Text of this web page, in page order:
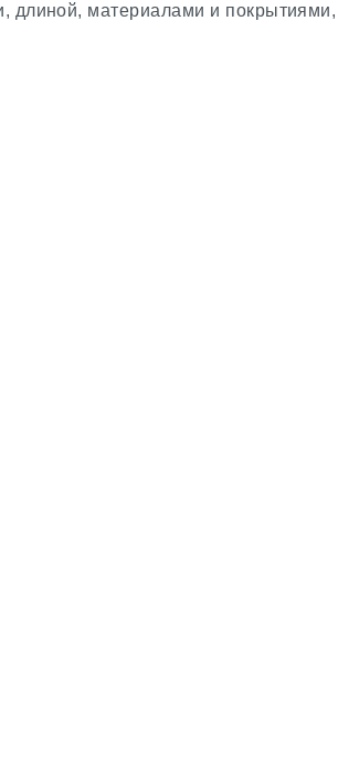
длиной, материалами и